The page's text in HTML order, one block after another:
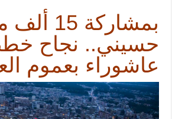
بمشارکة
حسیني.. نجاح
عاشوراء بعموم